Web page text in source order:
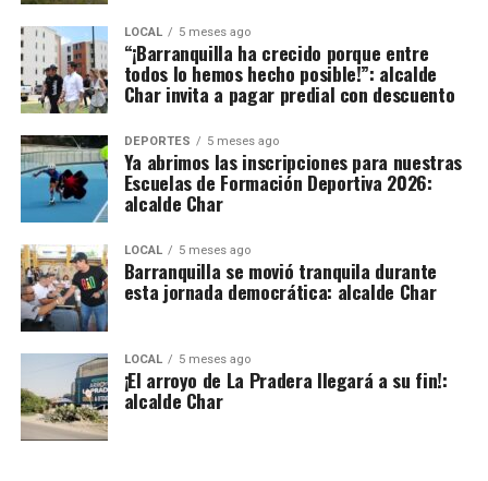
LOCAL 5 meses ago
“¡Barranquilla ha crecido porque entre
todos lo hemos hecho posible!”: alcalde
Char invita a pagar predial con descuento
DEPORTES 5 meses ago
Ya abrimos las inscripciones para nuestras
Escuelas de Formación Deportiva 2026:
alcalde Char
LOCAL 5 meses ago
Barranquilla se movió tranquila durante
esta jornada democrática: alcalde Char
LOCAL 5 meses ago
¡El arroyo de La Pradera llegará a su fin!:
alcalde Char